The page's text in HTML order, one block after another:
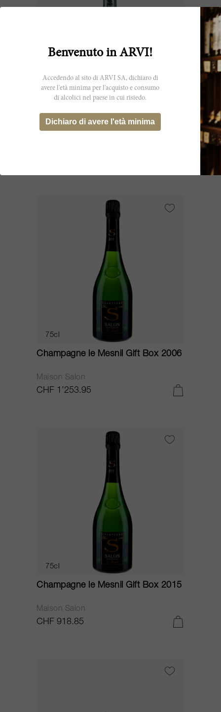
Champagne le Mesnil 2015
75cl
Champagne le Mesnil Gift Box 2006
Maison Salon
CHF 1’253.95
75cl
Champagne le Mesnil Gift Box 2015
Maison Salon
CHF 918.85
Benvenuto in ARVI!
Accedendo al sito di ARVI SA, dichiaro di
avere l'età minima per l'acquisto e consumo
di alcolici nel paese in cui risiedo.
Dichiaro di avere l'età minima